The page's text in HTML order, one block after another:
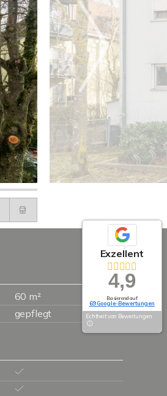
60 m²
gepflegt
Exzellent
4,9
Basierend auf
69 Google-Bewertungen
Echtheit von Bewertungen